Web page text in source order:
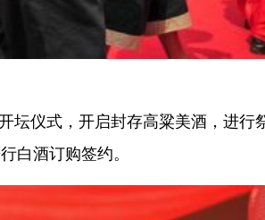
坛仪式，开启封存高粱美酒，进行
白酒订购签约。